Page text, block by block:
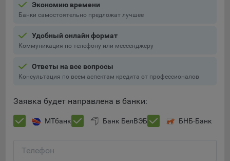
Технические/Функциональные, хранятся не более года;
Необходимые для функционирования веб-аналитических
платформ «Google Analytics», «Яндекс.Метрика»
передаются третьим лицам, часть из которых хранятся во
время пользования сайтом;
Остальные - не более года.
Отключение аналитических файлов cookie не позволяет
определять предпочтения пользователей сайта, в том числе
меры по совершенствованию работы сайта исходя из
Экономию времени
Банки самостоятельно предложат лучшее
Удобный онлайн формат
Коммуникация по телефону или мессенджеру
Ответы на все вопросы
Консультация по всем аспектам кредита от профессионалов
Заявка будет направлена в банки:
МТбанк Банк БелВЭБ БНБ-Банк
Телефон